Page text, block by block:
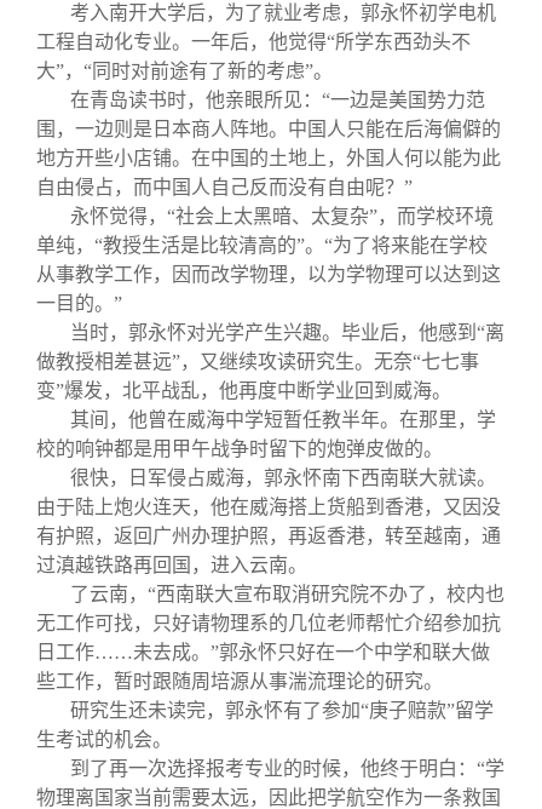
考入南开大学后，为了就业考虑，郭永怀初学电机
工程自动化专业。一年后，他觉得“所学东西劲头不
大”，“同时对前途有了新的考虑”。
在青岛读书时，他亲眼所见：“一边是美国势力范
围，一边则是日本商人阵地。中国人只能在后海偏僻的
地方开些小店铺。在中国的土地上，外国人何以能为此
自由侵占，而中国人自己反而没有自由呢？”
永怀觉得，“社会上太黑暗、太复杂”，而学校环境
单纯，“教授生活是比较清高的”。“为了将来能在学校
从事教学工作，因而改学物理，以为学物理可以达到这
一目的。”
当时，郭永怀对光学产生兴趣。毕业后，他感到“离
做教授相差甚远”，又继续攻读研究生。无奈“七七事
变”爆发，北平战乱，他再度中断学业回到威海。
其间，他曾在威海中学短暂任教半年。在那里，学
校的响钟都是用甲午战争时留下的炮弹皮做的。
很快，日军侵占威海，郭永怀南下西南联大就读。
由于陆上炮火连天，他在威海搭上货船到香港，又因没
有护照，返回广州办理护照，再返香港，转至越南，通
过滇越铁路再回国，进入云南。
了云南，“西南联大宣布取消研究院不办了，校内也
无工作可找，只好请物理系的几位老师帮忙介绍参加抗
日工作……未去成。”郭永怀只好在一个中学和联大做
些工作，暂时跟随周培源从事湍流理论的研究。
研究生还未读完，郭永怀有了参加“庚子赔款”留学
生考试的机会。
到了再一次选择报考专业的时候，他终于明白：“学
物理离国家当前需要太远，因此把学航空作为一条救国